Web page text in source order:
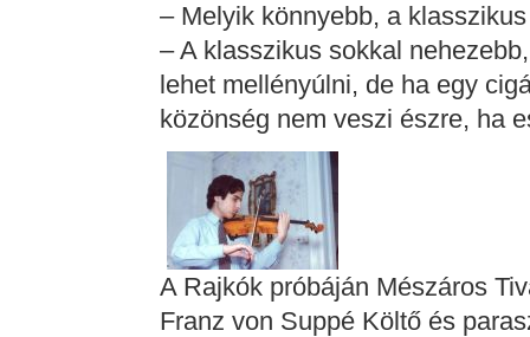
– Melyik könnyebb, a
– A klasszikus sokkal
lehet mellényúlni, de ha egy
közönség nem veszi észre, ha
A Rajkók próbáján Mészáros
Franz von Suppé Költő és